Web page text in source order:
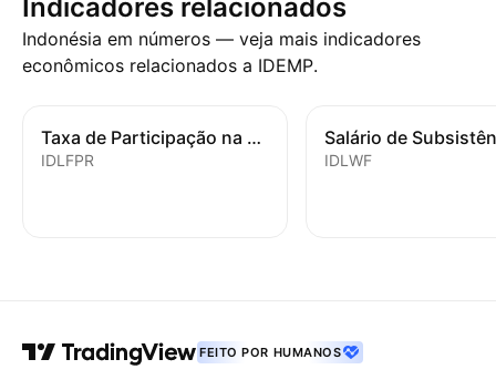
Indicadores relacionados
Indonésia em números — veja mais indicadores
econômicos relacionados a IDEMP.
Taxa de Participação na Força de Trabalho
IDLFPR IDLWF
FEITO POR HUMANOS